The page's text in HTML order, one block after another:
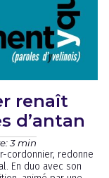
renaît
d’antan
3 min
cordonnier, redonne
En duo avec son